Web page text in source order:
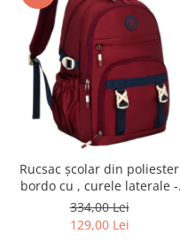
Rucsac școlar din poliester
bordo cu , curele laterale -
Peterson PTR-PTN 8594-1402
BORDO
334,00 Lei
129,00 Lei